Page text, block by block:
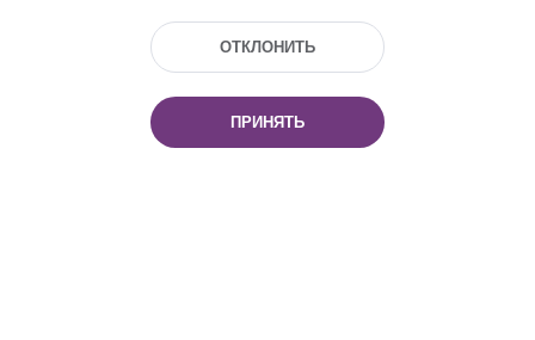
Тел.: (+375 17) 368 37 37, Факс: (+375 17)
ОТКЛОНИТЬ
ПРИНЯТЬ